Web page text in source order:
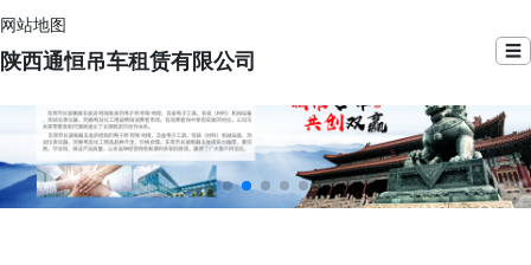
网站地图
陕西通恒吊车租赁有限公司 ☰